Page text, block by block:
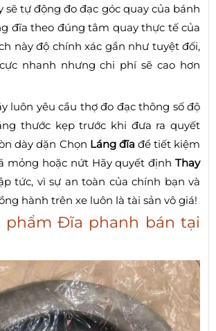
sẽ tự động đo đạc góc quay của bánh
đĩa theo đúng tâm quay thực tế của
này độ chính xác gần như tuyệt đối,
nhanh nhưng chi phí sẽ cao hơn
luôn yêu cầu thợ đo đạc thông số độ
thước kẹp trước khi đưa ra quyết
dày dặn Chọn Láng đĩa để tiết kiệm
mỏng hoặc nứt Hãy quyết định Thay
tức, vì sự an toàn của chính bạn và
hành trên xe luôn là tài sản vô giá!
phẩm Đĩa phanh bán tại